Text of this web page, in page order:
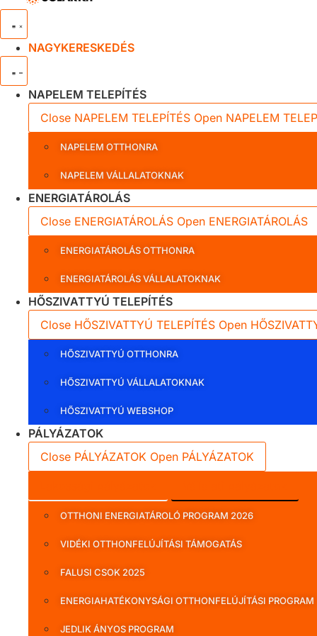
NAGYKERESKEDÉS
NAPELEM TELEPÍTÉS
Close NAPELEM TELEPÍTÉS Open NAPELEM
NAPELEM OTTHONRA
NAPELEM VÁLLALATOKNAK
ENERGIATÁROLÁS
Close ENERGIATÁROLÁS Open ENERGIATÁROLÁS
ENERGIATÁROLÁS OTTHONRA
ENERGIATÁROLÁS VÁLLALATOKNAK
HŐSZIVATTYÚ TELEPÍTÉS
Close HŐSZIVATTYÚ TELEPÍTÉS Open
HŐSZIVATTYÚ OTTHONRA
HŐSZIVATTYÚ VÁLLALATOKNAK
HŐSZIVATTYÚ WEBSHOP
PÁLYÁZATOK
Close PÁLYÁZATOK Open PÁLYÁZATOK
OTTHONI ENERGIATÁROLÓ PROGRAM 2026
VIDÉKI OTTHONFELÚJÍTÁSI TÁMOGATÁS
FALUSI CSOK 2025
ENERGIAHATÉKONYSÁGI OTTHONFELÚJÍTÁSI PROGRAM
JEDLIK ÁNYOS PROGRAM